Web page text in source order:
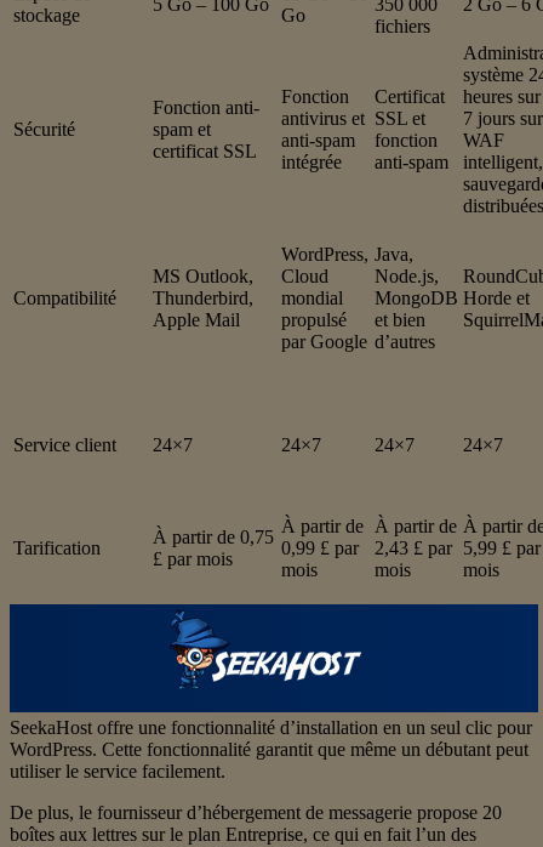
stockage
Go
fichiers
Sécurité
Fonction anti-
spam et
certificat SSL
Fonction
antivirus et
anti-spam
intégrée
Certificat
SSL et
fonction
anti-spam
système
heures
7 jours
WAF
intelligent,
distribuées
Compatibilité
MS Outlook,
Thunderbird,
Apple Mail
WordPress,
Cloud
mondial
propulsé
par Google
Java,
Node.js,
MongoDB
et bien
d’autres
Horde et
Service client 24×7 24×7 24×7 24×7
Tarification
À partir de 0,75
£ par mois
À partir de
0,99 £ par
mois
À partir de
2,43 £ par
mois
À partir
5,99 £ par
mois
SeekaHost offre une fonctionnalité d’installation en un seul clic pour
WordPress. Cette fonctionnalité garantit que même un débutant peut
utiliser le service facilement.
De plus, le fournisseur d’hébergement de messagerie propose 20
boîtes aux lettres sur le plan Entreprise, ce qui en fait l’un des